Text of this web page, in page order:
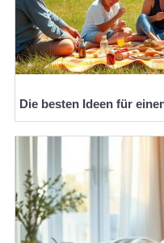
Die besten Ideen für